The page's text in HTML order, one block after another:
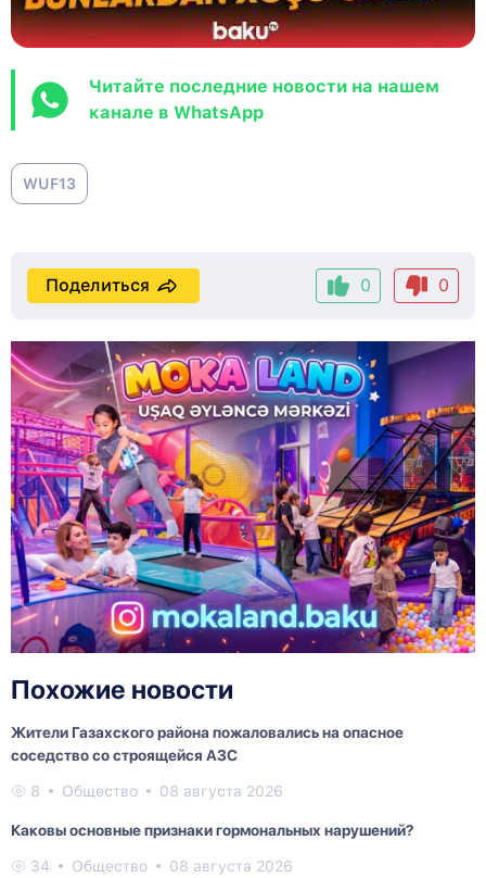
Читайте последние новости на нашем
канале в WhatsApp
WUF13
0 0
Поделиться
Похожие новости
Жители Газахского района пожаловались на опасное
соседство со строящейся АЗС
8 Общество 08 августа 2026
Каковы основные признаки гормональных нарушений?
34 Общество 08 августа 2026